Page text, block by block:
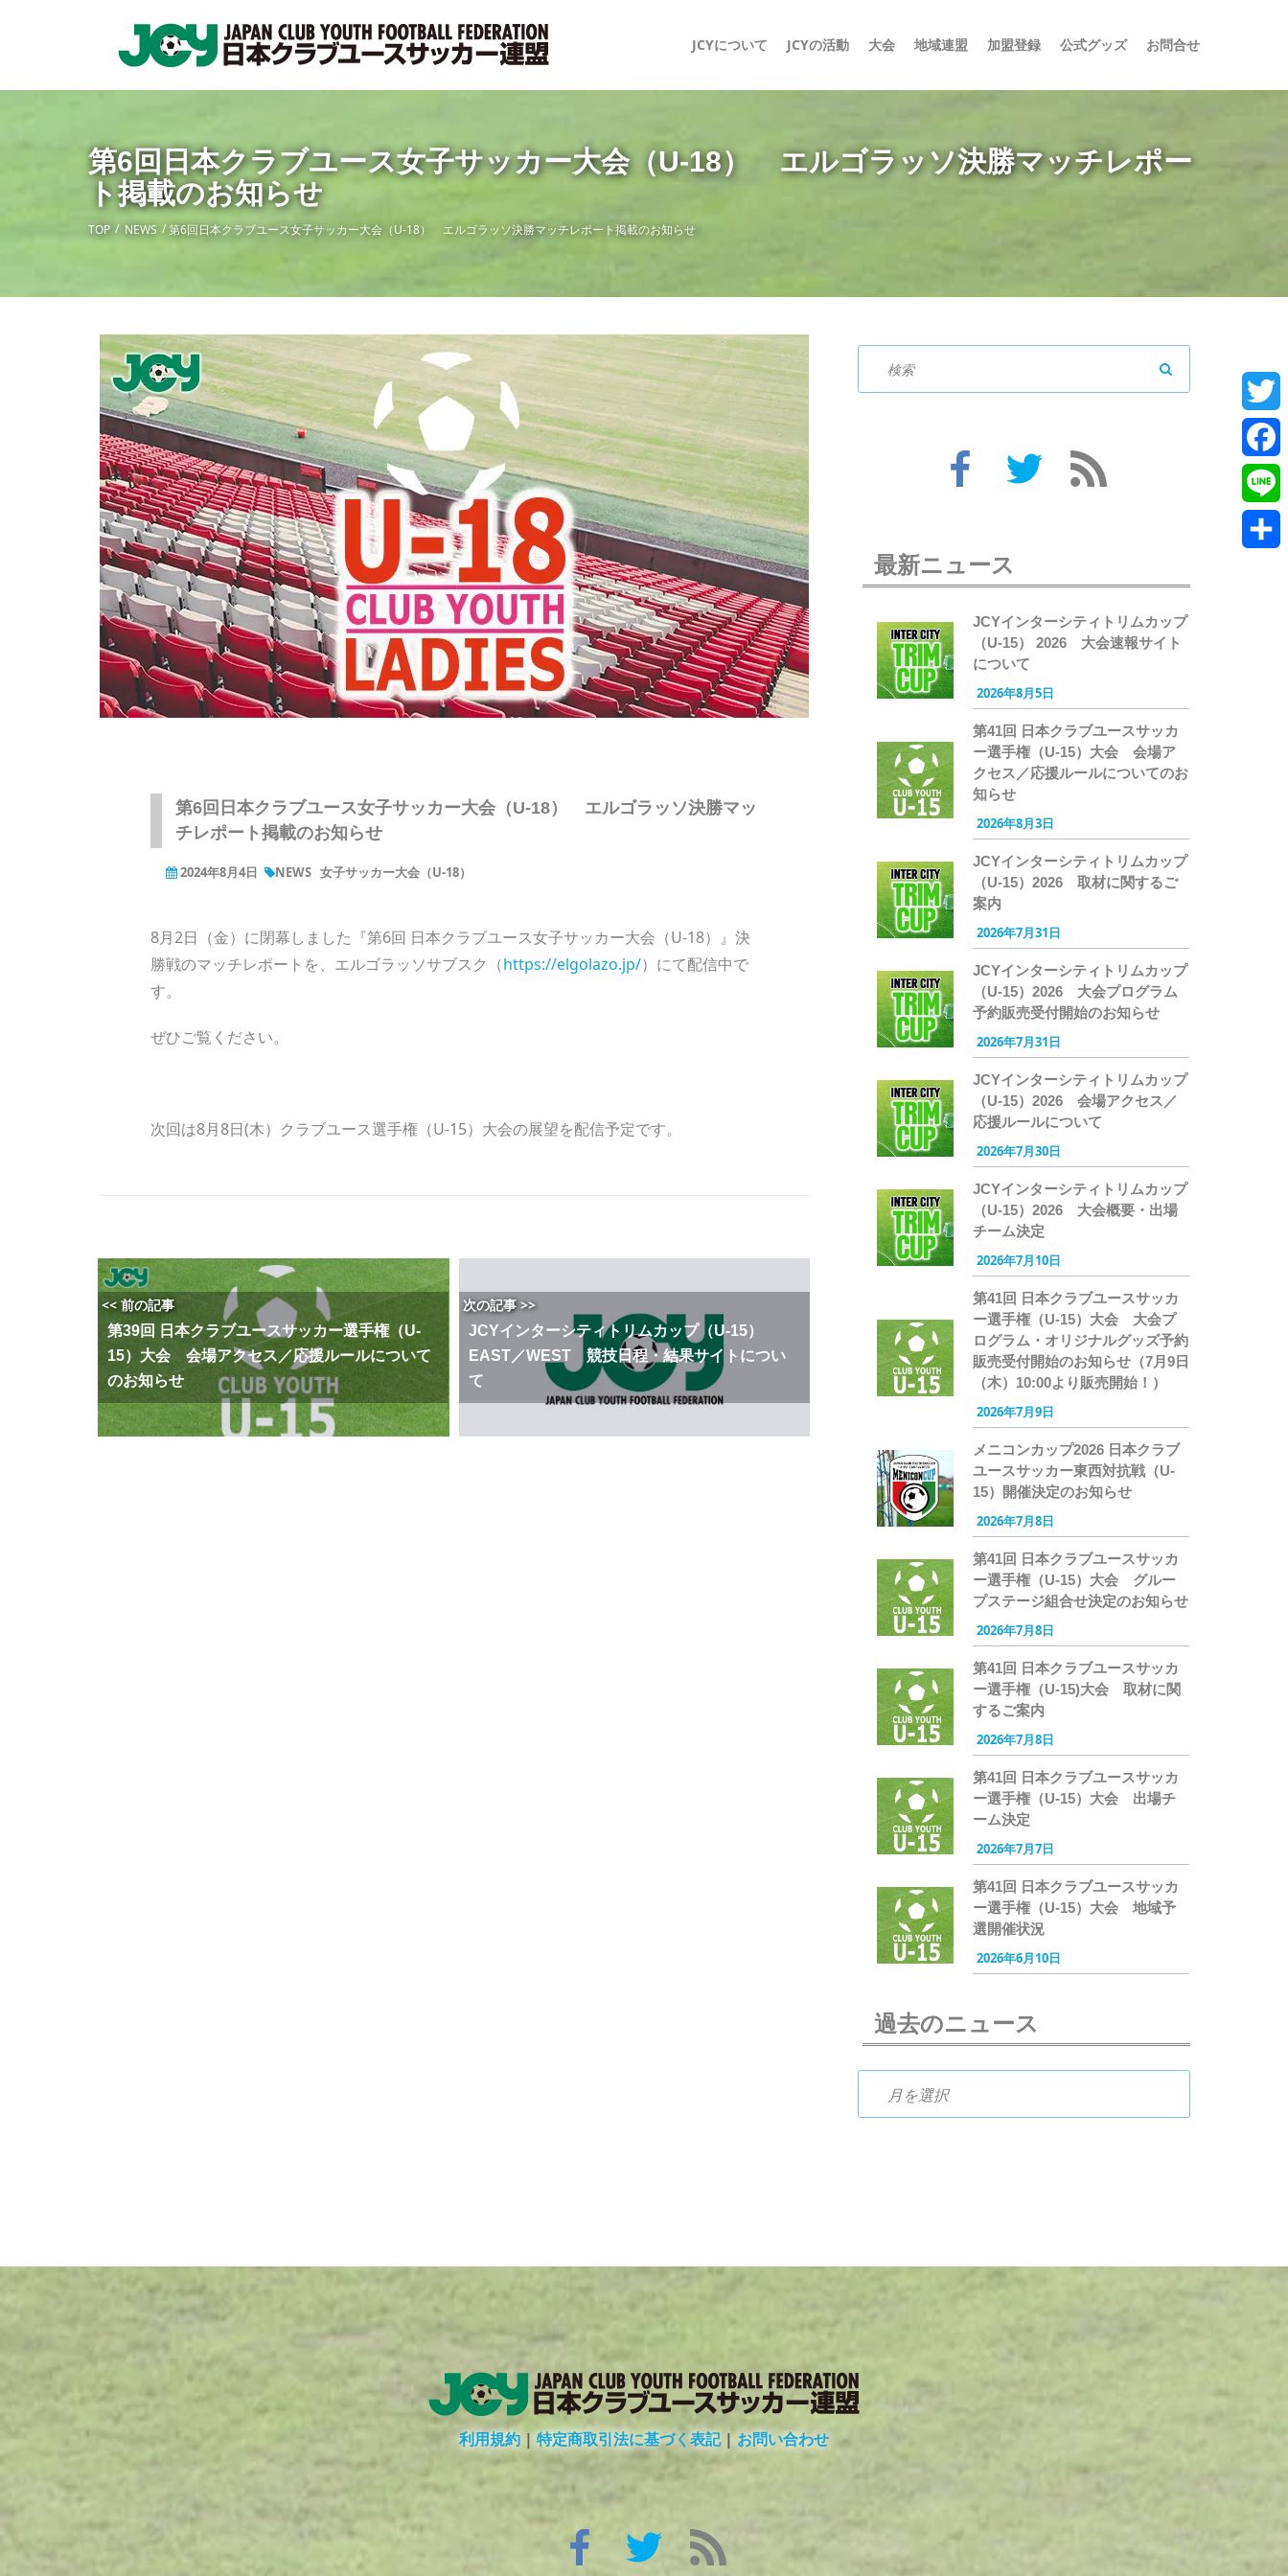
JCYについて JCYの活動 大会 地域連盟 加盟登録 公式グッズ お問合せ
第6回日本クラブユース女子サッカー大会（U-18） エルゴラッソ決勝マッチレポー
ト掲載のお知らせ
TOP NEWS 第6回日本クラブユース女子サッカー大会（U-18） エルゴラッソ決勝マッチレポート掲載のお知らせ
第6回日本クラブユース女子サッカー大会（U-18） エルゴラッソ決勝マッ
チレポート掲載のお知らせ
2024年8月4日 NEWS 女子サッカー大会（U-18）
8月2日（金）に閉幕しました『第6回 日本クラブユース女子サッカー大会（U-18）』決
勝戦のマッチレポートを、エルゴラッソサブスク（https://elgolazo.jp/）にて配信中で
す。
ぜひご覧ください。
次回は8月8日(木）クラブユース選手権（U-15）大会の展望を配信予定です。
<< 前の記事
第39回 日本クラブユースサッカー選手権（U-
15）大会 会場アクセス／応援ルールについて
のお知らせ
次の記事 >>
JCYインターシティトリムカップ（U-15）
EAST／WEST 競技日程・結果サイトについ
て
最新ニュース
JCYインターシティトリムカップ
（U-15） 2026 大会速報サイト
について
2026年8月5日
第41回 日本クラブユースサッカ
ー選手権（U-15）大会 会場ア
クセス／応援ルールについてのお
知らせ
2026年8月3日
JCYインターシティトリムカップ
（U-15）2026 取材に関するご
案内
2026年7月31日
JCYインターシティトリムカップ
（U-15）2026 大会プログラム
予約販売受付開始のお知らせ
2026年7月31日
JCYインターシティトリムカップ
（U-15）2026 会場アクセス／
応援ルールについて
2026年7月30日
JCYインターシティトリムカップ
（U-15）2026 大会概要・出場
チーム決定
2026年7月10日
第41回 日本クラブユースサッカ
ー選手権（U-15）大会 大会プ
ログラム・オリジナルグッズ予約
販売受付開始のお知らせ（7月9日
（木）10:00より販売開始！）
2026年7月9日
メニコンカップ2026 日本クラブ
ユースサッカー東西対抗戦（U-
15）開催決定のお知らせ
2026年7月8日
第41回 日本クラブユースサッカ
ー選手権（U-15）大会 グルー
プステージ組合せ決定のお知らせ
2026年7月8日
第41回 日本クラブユースサッカ
ー選手権（U-15)大会 取材に関
するご案内
2026年7月8日
第41回 日本クラブユースサッカ
ー選手権（U-15）大会 出場チ
ーム決定
2026年7月7日
第41回 日本クラブユースサッカ
ー選手権（U-15）大会 地域予
選開催状況
2026年6月10日
過去のニュース
利用規約 | 特定商取引法に基づく表記|お問い合わせ
Line